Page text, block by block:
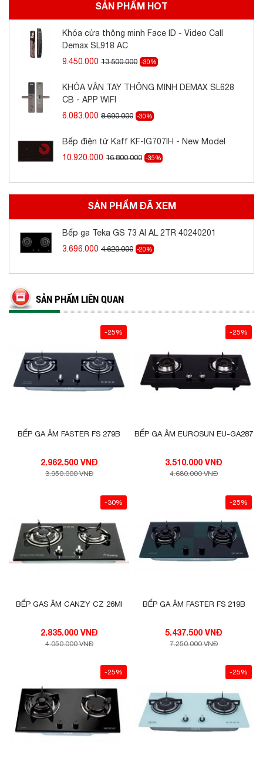
SẢN PHẨM HOT
Khóa cửa thông minh Face ID - Video Call
Demax SL918 AC
9.450.000 13.500.000 -30%
KHÓA VÂN TAY THÔNG MINH DEMAX SL628
CB - APP WIFI
6.083.000 8.690.000 -30%
Bếp điện từ Kaff KF-IG707IH - New Model
10.920.000 16.800.000 -35%
SẢN PHẨM ĐÃ XEM
Bếp ga Teka GS 73 AI AL 2TR 40240201
3.696.000 4.620.000 -20%
SẢN PHẨM LIÊN QUAN
-25%
BẾP GA ÂM FASTER FS 279B
2.962.500 VNĐ
3.950.000 VNĐ
-25%
BẾP GA ÂM EUROSUN EU-GA287
3.510.000 VNĐ
4.680.000 VNĐ
-30%
BẾP GAS ÂM CANZY CZ 26MI
2.835.000 VNĐ
4.050.000 VNĐ
-25%
BẾP GA ÂM FASTER FS 219B
5.437.500 VNĐ
7.250.000 VNĐ
-25% -25%